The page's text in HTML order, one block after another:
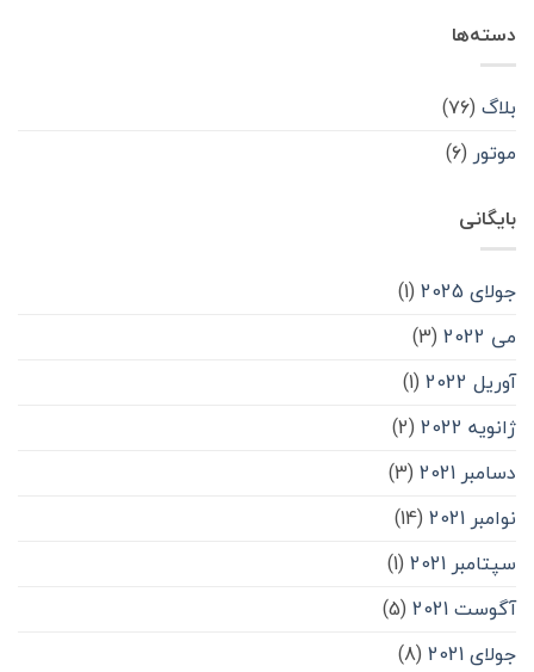
دسته‌ها
بلاگ (۷۶)
موتور (۶)
بایگانی
جولای 2025
(1)
می 2022
(3)
آوریل 2022
(1)
ژانویه 2022
(2)
دسامبر 2021
(3)
نوامبر 2021
(14)
سپتامبر 2021
(1)
آگوست 2021
(5)
جولای 2021
(8)